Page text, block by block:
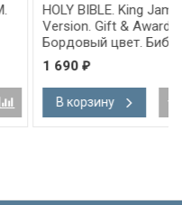
HOLY BIBLE. King James
Version. Gift & Award Bible.
Бордовый цвет. Библия
Короля Иакова на
английском языке.
Словарь, карты, закладка,
подарочная вкладка, слова
Иисуса выделены красным
₽
В корзину